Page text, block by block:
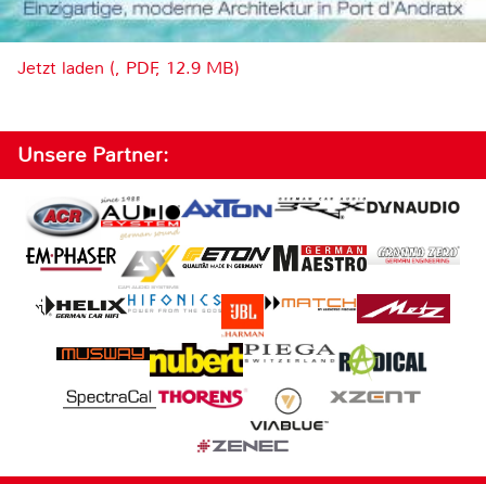
Jetzt laden (, PDF, 12.9 MB)
Unsere Partner: